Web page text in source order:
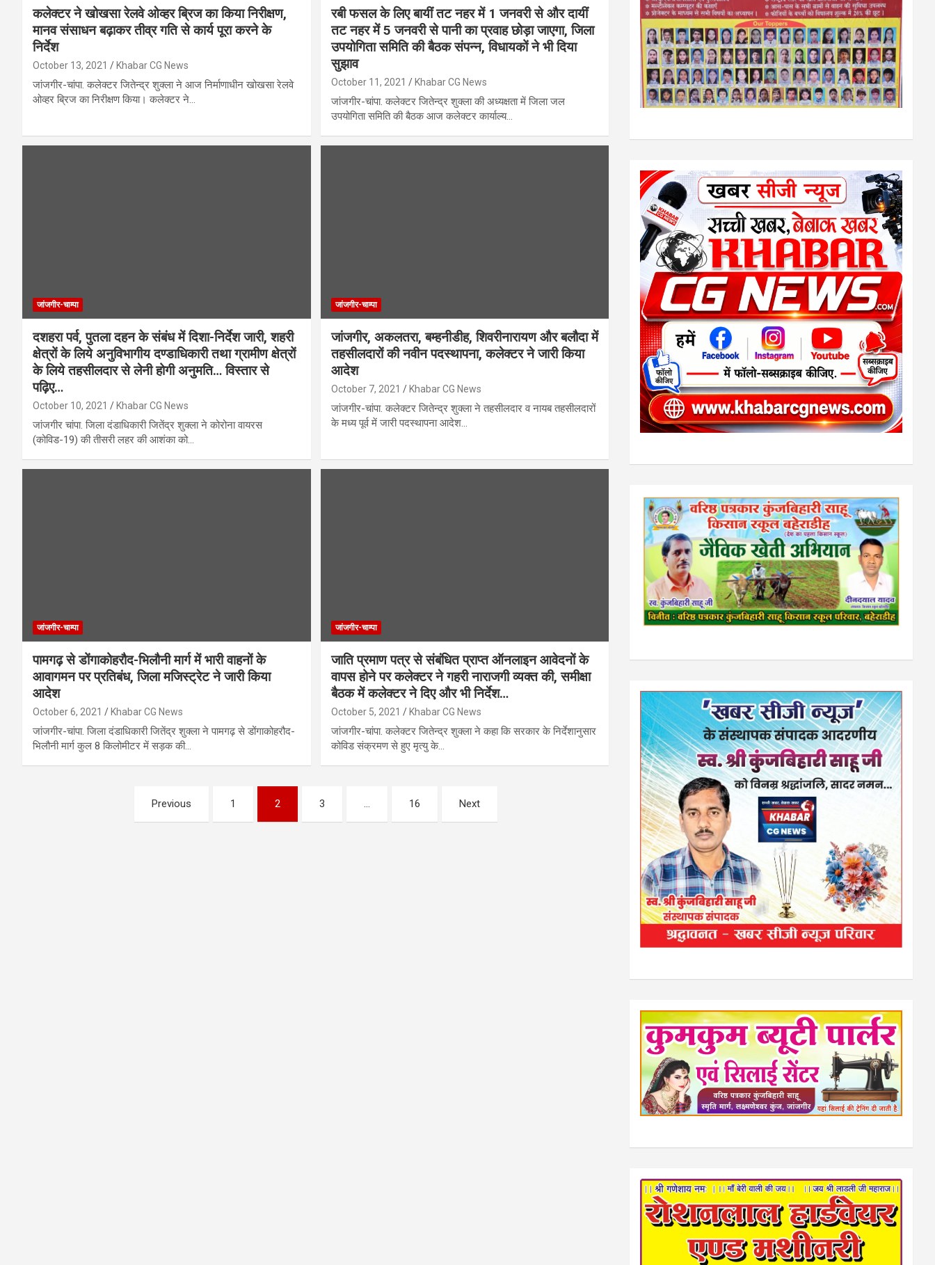
कलेक्टर ने खोखसा रेलवे ओव्हर ब्रिज का किया निरीक्षण,
मानव संसाधन बढ़ाकर तीव्र गति से कार्य पूरा करने के
निर्देश
October 13, 2021 Khabar CG News
जांजगीर-चांपा. कलेक्टर जितेन्द्र शुक्ला ने आज निर्माणाधीन खोखसा रेलवे
ओव्हर ब्रिज का निरीक्षण किया। कलेक्टर ने…
रबी फसल के लिए बायीं तट नहर में 1 जनवरी से और दायीं
तट नहर में 5 जनवरी से पानी का प्रवाह छोड़ा जाएगा, जिला
उपयोगिता समिति की बैठक संपन्न, विधायकों ने भी दिया
सुझाव
October 11, 2021 Khabar CG News
जांजगीर-चांपा. कलेक्टर जितेन्द्र शुक्ला की अध्यक्षता में जिला जल
उपयोगिता समिति की बैठक आज कलेक्टर कार्याल्य…
जांजगीर-चाम्पा
दशहरा पर्व, पुतला दहन के संबंध में दिशा-निर्देश जारी, शहरी
क्षेत्रों के लिये अनुविभागीय दण्डाधिकारी तथा ग्रामीण क्षेत्रों
के लिये तहसीलदार से लेनी होगी अनुमति… विस्तार से
पढ़िए…
October 10, 2021 Khabar CG News
जांजगीर चांपा. जिला दंडाधिकारी जितेंद्र शुक्ला ने कोरोना वायरस
(कोविड-19) की तीसरी लहर की आशंका को…
जांजगीर-चाम्पा
जांजगीर, अकलतरा, बम्हनीडीह, शिवरीनारायण और बलौदा में
तहसीलदारों की नवीन पदस्थापना, कलेक्टर ने जारी किया
आदेश
October 7, 2021 Khabar CG News
जांजगीर-चांपा. कलेक्टर जितेन्द्र शुक्ला ने तहसीलदार व नायब तहसीलदारों
के मध्य पूर्व में जारी पदस्थापना आदेश…
जांजगीर-चाम्पा
पामगढ़ से डोंगाकोहरौद-भिलौनी मार्ग में भारी वाहनों के
आवागमन पर प्रतिबंध, जिला मजिस्ट्रेट ने जारी किया
आदेश
October 6, 2021 Khabar CG News
जांजगीर-चांपा. जिला दंडाधिकारी जितेंद्र शुक्ला ने पामगढ़ से डोंगाकोहरौद-
भिलौनी मार्ग कुल 8 किलोमीटर में सड़क की…
जांजगीर-चाम्पा
जाति प्रमाण पत्र से संबंधित प्राप्त ऑनलाइन आवेदनों के
वापस होने पर कलेक्टर ने गहरी नाराजगी व्यक्त की, समीक्षा
बैठक में कलेक्टर ने दिए और भी निर्देश…
October 5, 2021 Khabar CG News
जांजगीर-चांपा. कलेक्टर जितेन्द्र शुक्ला ने कहा कि सरकार के निर्देशानुसार
कोविड संक्रमण से हुए मृत्यु के…
Previous 1 2 3 … 16 Next